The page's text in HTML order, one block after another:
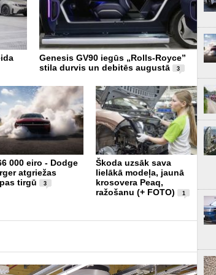
Genesis GV90 iegūs „Rolls-Royce”
stila durvis un debitēs augustā
3
000 eiro - Dodge
atgriežas
tirgū
3
Škoda uzsāk sava
lielākā modeļa, jaunā
krosovera Peaq,
ražošanu (+ FOTO)
1